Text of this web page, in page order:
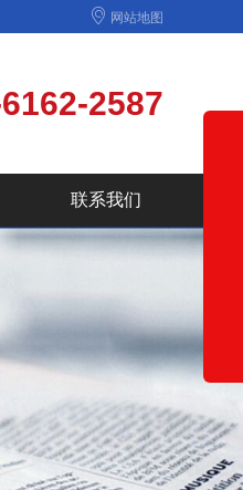
网站地图
2587
联系我们